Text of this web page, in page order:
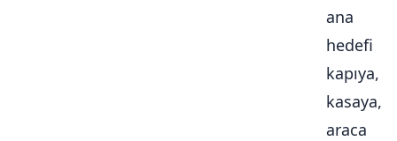
ana
hedefi
kapıya,
kasaya,
araca